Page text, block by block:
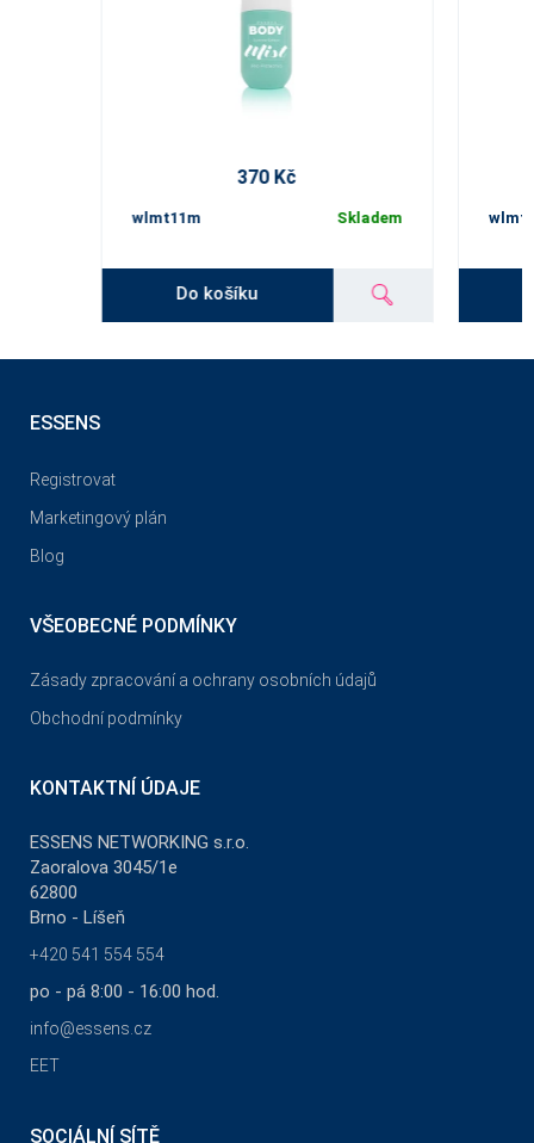
370 Kč
wlmt11m Skladem
Do košíku
ESSENS
Registrovat
Marketingový plán
Blog
VŠEOBECNÉ PODMÍNKY
Zásady zpracování a ochrany osobních údajů
Obchodní podmínky
KONTAKTNÍ ÚDAJE
ESSENS NETWORKING s.r.o.
Zaoralova 3045/1e
62800
Brno - Líšeň
+420 541 554 554
po - pá 8:00 - 16:00 hod.
info@essens.cz
EET
SOCIÁLNÍ SÍTĚ